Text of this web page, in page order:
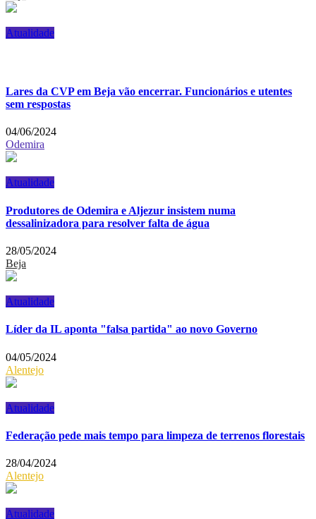
Atualidade
Lares da CVP em Beja vão encerrar. Funcionários e utentes
sem respostas
04/06/2024
Odemira
Atualidade
Produtores de Odemira e Aljezur insistem numa
dessalinizadora para resolver falta de água
28/05/2024
Beja
Atualidade
Líder da IL aponta "falsa partida" ao novo Governo
04/05/2024
Alentejo
Atualidade
Federação pede mais tempo para limpeza de terrenos florestais
28/04/2024
Alentejo
Atualidade